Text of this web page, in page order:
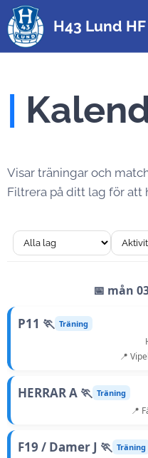
H43 Lund HF
Visar träningar och
Filtrera på ditt lag för att
📅 mån
P11 🏃 Träning
📍
HERRAR A 🏃 Träning
📍
F19 / Damer J 🏃 Träning